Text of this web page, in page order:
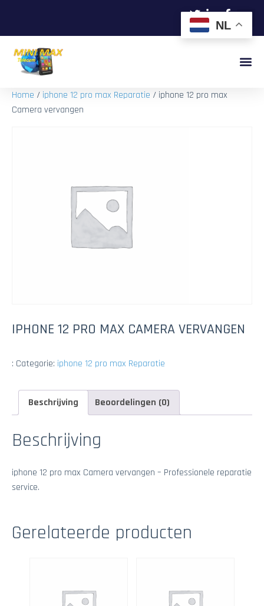
Home / iphone 12 pro max Reparatie / iphone 12 pro max
Camera vervangen
IPHONE 12 PRO MAX CAMERA VERVANGEN
: Categorie: iphone 12 pro max Reparatie
Beschrijving Beoordelingen (0)
Beschrijving
iphone 12 pro max Camera vervangen – Professionele reparatie
service.
Gerelateerde producten
NL